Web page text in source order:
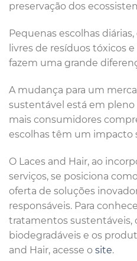
preservação dos
Pequenas escolhas
livres de resíduos tóxicos
fazem uma grande
A mudança para um
sustentável está em pleno
mais consumidores
escolhas têm um impacto
O Laces and Hair, ao
serviços, se posiciona
oferta de soluções
responsáveis. Para
tratamentos sustentáveis,
biodegradáveis e os
and Hair, acesse o site.